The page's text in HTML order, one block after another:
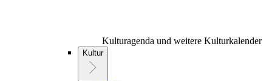
Kulturagenda und weitere Kulturkalender
Kultur